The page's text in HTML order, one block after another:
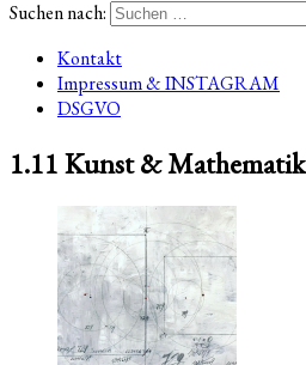
Suchen nach:
Kontakt
Impressum & INSTAGRAM
DSGVO
1.11 Kunst & Mathematik